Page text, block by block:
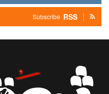
RSS
Subscribe